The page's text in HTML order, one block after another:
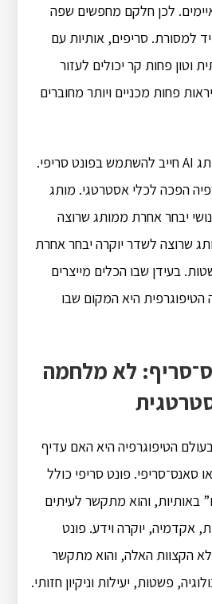
לכן חלקם מחפשים שפה
למסורת. סריפים, אותיות עם
וטון פחות קר יכולים לעזור
פחות מכניים ויותר מחוברים
המשמעות אינה שכל מותג AI חייב להשתמש בפונט סריפי.
הפכה לכלי אסטרטגי. מותג
יבחר אחרת ממותג שרוצה
שרוצה לשדר יוקרה יבחר אחרת
בעידן שבו הכלים מייצרים
היא המקום שבו
לא מלחמה
הטיפוגרפיה היא האם עדיף
סאנס־סריפי. פונט סריפי כולל
באותיות, והוא מתקשר לעיתים
אקדמיה, יוקרה וידע. פונט
הקצוות האלה, והוא מתקשר
פשטות, יעילות וניקיון חזותי.